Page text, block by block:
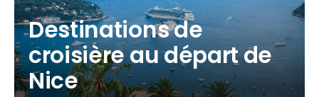
Destinations de
croisière au départ de
Nice